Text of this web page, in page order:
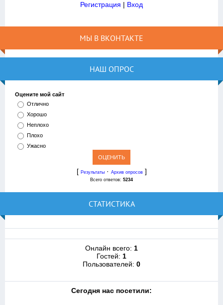
Регистрация | Вход
МЫ В ВКОНТАКТЕ
НАШ ОПРОС
Оцените мой сайт
Отлично
Хорошо
Неплохо
Плохо
Ужасно
[ Результаты· Архив опросов]
Всего ответов: 5234
СТАТИСТИКА
Онлайн всего: 1
Гостей: 1
Пользователей: 0
Cегодня нас посетили: